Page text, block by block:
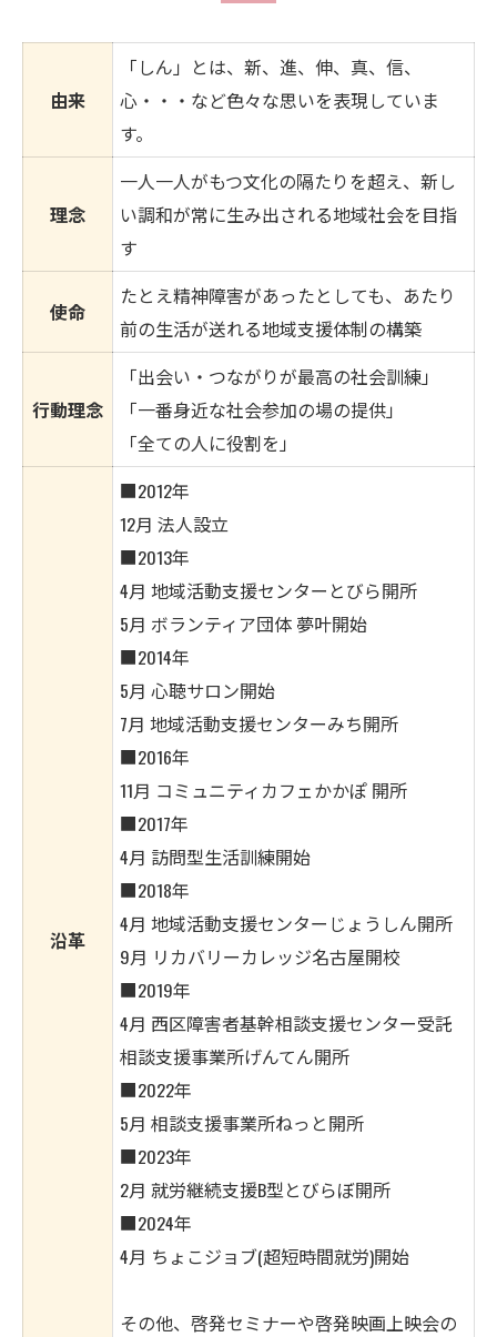
由来
「しん」とは、新、進、伸、真、信、
心・・・など色々な思いを表現していま
す。
理念
一人一人がもつ文化の隔たりを超え、新し
い調和が常に生み出される地域社会を目指
す
使命
たとえ精神障害があったとしても、あたり
前の生活が送れる地域支援体制の構築
行動理念
「出会い・つながりが最高の社会訓練」
「一番身近な社会参加の場の提供」
「全ての人に役割を」
沿革
■2012年
12月 法人設立
■2013年
4月 地域活動支援センターとびら開所
5月 ボランティア団体 夢叶開始
■2014年
5月 心聴サロン開始
7月 地域活動支援センターみち開所
■2016年
11月 コミュニティカフェかかぽ 開所
■2017年
4月 訪問型生活訓練開始
■2018年
4月 地域活動支援センターじょうしん開所
9月 リカバリーカレッジ名古屋開校
■2019年
4月 西区障害者基幹相談支援センター受託
相談支援事業所げんてん開所
■2022年
5月 相談支援事業所ねっと開所
■2023年
2月 就労継続支援B型とびらぼ開所
■2024年
4月 ちょこジョブ(超短時間就労)開始
その他、啓発セミナーや啓発映画上映会の